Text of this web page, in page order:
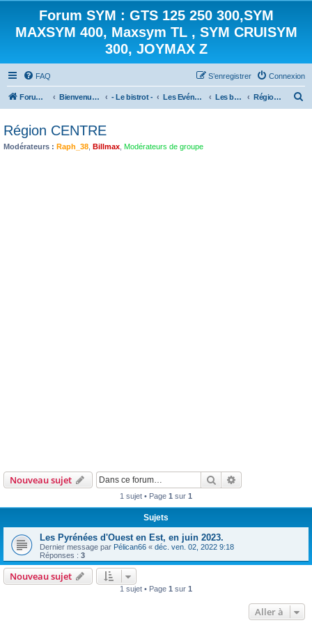
Forum SYM : GTS 125 250 300,SYM
MAXSYM 400, Maxsym TL , SYM CRUISYM
300, JOYMAX Z
FAQ Connexion
S’enregistrer
Forum des scooters SYM - GTS -MAXSYM - CRUISYM - JOYMAX - Maxsym TL Bienvenue sur le forum des scooters de la gamme SYM - Le bistrot - Les Evénements Les balades Région CENTRE
Région CENTRE
Modérateurs : Raph_38 Billmax Modérateurs de groupe
Nouveau sujet Rechercher
1 sujet • Page 1 sur 1
Sujets
Les Pyrénées d'Ouest en Est, en juin 2023.
Dernier message par Pélican66 « déc. ven. 02, 2022 9:18
Réponses : 3
Nouveau sujet
1 sujet • Page 1 sur 1
Aller à